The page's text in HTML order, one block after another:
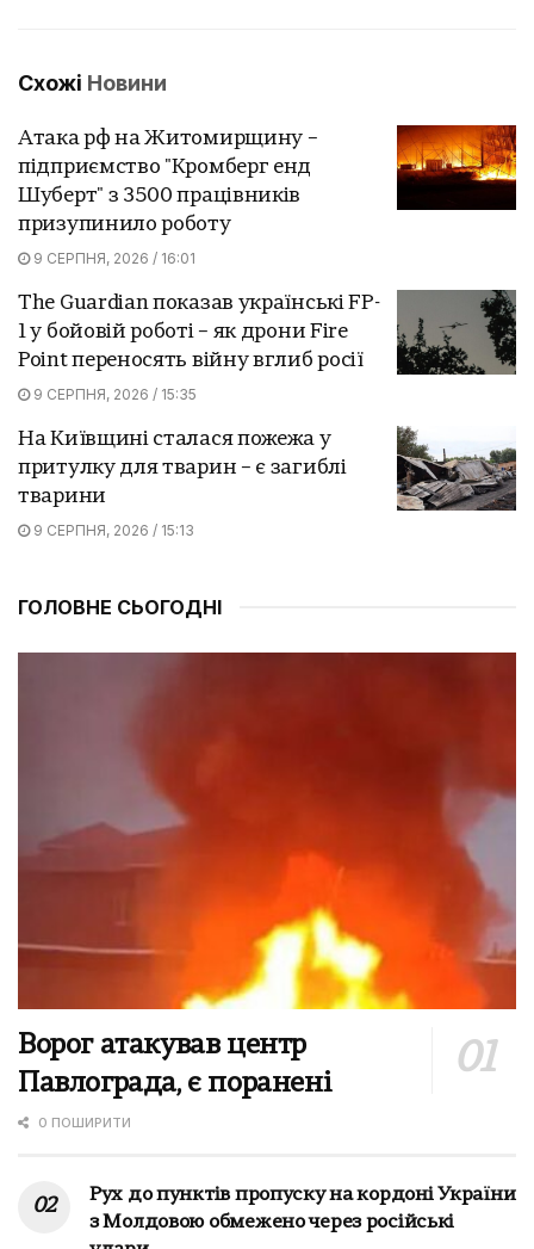
Схожі Новини
Атака рф на Житомирщину –
підприємство "Кромберг енд
Шуберт" з 3500 працівників
призупинило роботу
9 СЕРПНЯ, 2026 / 16:01
The Guardian показав українські FP-
1 у бойовій роботі – як дрони Fire
Point переносять війну вглиб росії
9 СЕРПНЯ, 2026 / 15:35
На Київщині сталася пожежа у
притулку для тварин – є загиблі
тварини
9 СЕРПНЯ, 2026 / 15:13
ГОЛОВНЕ СЬОГОДНІ
Ворог атакував центр
Павлограда, є поранені
0 ПОШИРИТИ
Рух до пунктів пропуску на кордоні України
з Молдовою обмежено через російські